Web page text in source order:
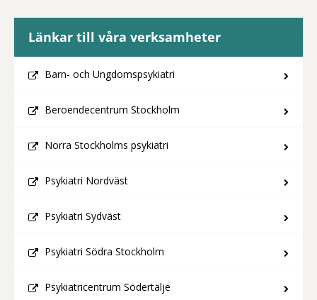
Länkar till våra verksamheter
Barn- och Ungdomspsykiatri
Beroendecentrum Stockholm
Norra Stockholms psykiatri
Psykiatri Nordväst
Psykiatri Sydväst
Psykiatri Södra Stockholm
Psykiatricentrum Södertälje